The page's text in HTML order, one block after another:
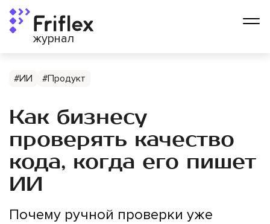
журнал
#ИИ #Продукт
Как бизнесу
проверять качество
кода, когда его пишет
ИИ
Почему ручной проверки уже